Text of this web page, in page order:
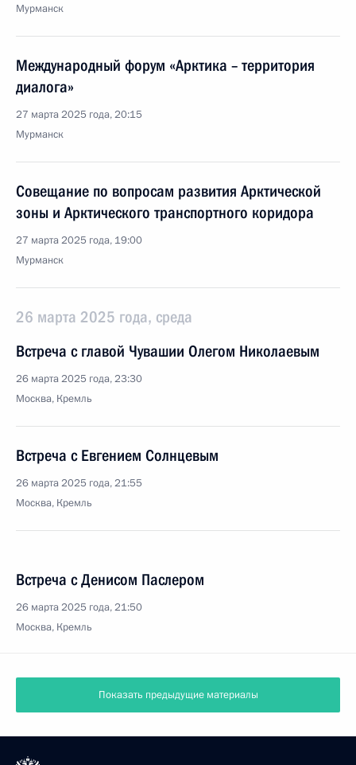
Мурманск
Международный форум «Арктика – территория
диалога»
27 марта 2025 года, 20:15
Мурманск
Совещание по вопросам развития Арктической
зоны и Арктического транспортного коридора
27 марта 2025 года, 19:00
Мурманск
26 марта 2025 года, среда
Встреча с главой Чувашии Олегом Николаевым
26 марта 2025 года, 23:30
Москва, Кремль
Встреча с Евгением Солнцевым
26 марта 2025 года, 21:55
Москва, Кремль
Встреча с Денисом Паслером
26 марта 2025 года, 21:50
Москва, Кремль
Показать предыдущие материалы